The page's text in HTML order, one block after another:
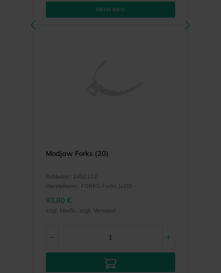
MEHR INFO
Modjaw Forks (20)
Artikelnr.: 2450102
Herstellernr.: FORKS-Forks (x20)
93,80 €
zzgl. MwSt., zzgl. Versand